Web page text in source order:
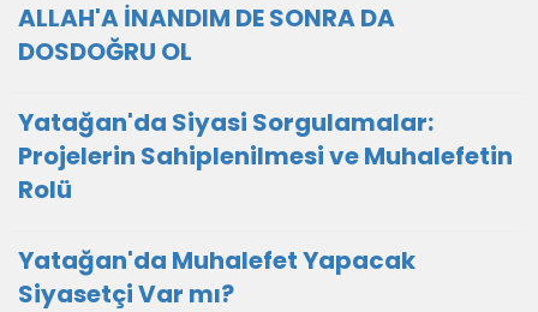
ALLAH'A İNANDIM DE SONRA DA
DOSDOĞRU OL
Yatağan'da Siyasi Sorgulamalar:
Projelerin Sahiplenilmesi ve Muhalefetin
Rolü
Yatağan'da Muhalefet Yapacak
Siyasetçi Var mı?